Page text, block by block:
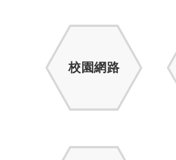
校園網路